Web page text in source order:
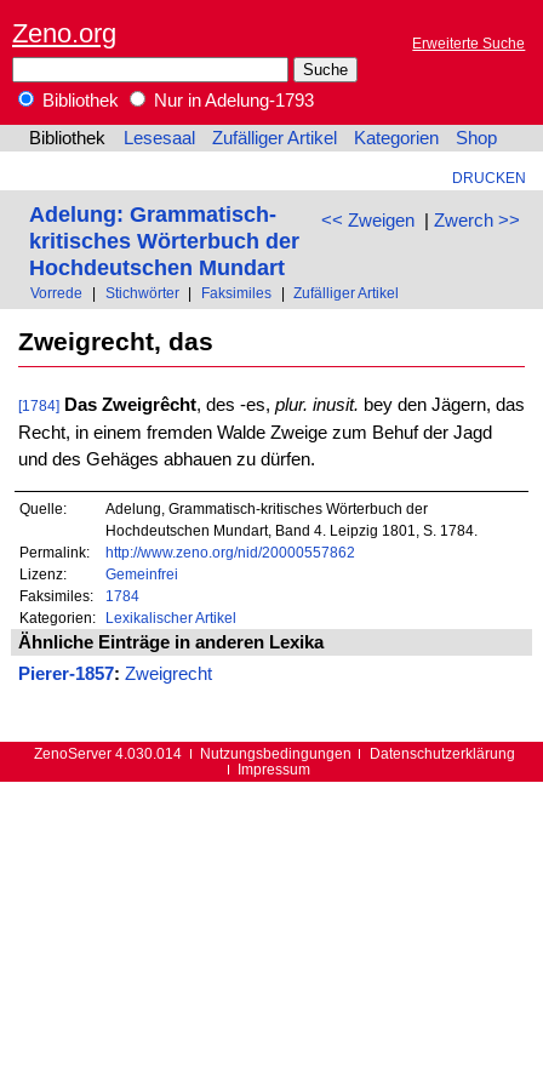
Zeno.org Erweiterte Suche
Bibliothek
Nur in Adelung-1793
Bibliothek
Lesesaal Zufälliger Artikel Kategorien Shop
DRUCKEN
<< Zweigen| Zwerch >>
Adelung: Grammatisch-
kritisches Wörterbuch der
Hochdeutschen Mundart
Vorrede Stichwörter Faksimiles Zufälliger Artikel
Zweigrecht, das
[1784] Das Zweigrêcht, des -es, plur. inusit. bey den Jägern, das
Recht, in einem fremden Walde Zweige zum Behuf der Jagd
und des Gehäges abhauen zu dürfen.
Quelle:
Adelung, Grammatisch-kritisches Wörterbuch der
Hochdeutschen Mundart, Band 4. Leipzig 1801, S. 1784.
Permalink:
http://www.zeno.org/nid/20000557862
Lizenz:
Gemeinfrei
Faksimiles:
1784
Kategorien:
Lexikalischer Artikel
Ähnliche Einträge in anderen Lexika
Pierer-1857: Zweigrecht
ZenoServer 4.030.014 Nutzungsbedingungen
Datenschutzerklärung
Impressum